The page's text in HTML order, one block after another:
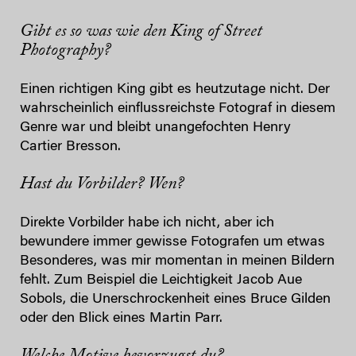
Gibt es so was wie den King of Street
Photography?
Einen richtigen King gibt es heutzutage nicht. Der
wahrscheinlich einflussreichste Fotograf in diesem
Genre war und bleibt unangefochten Henry
Cartier Bresson.
Hast du Vorbilder? Wen?
Direkte Vorbilder habe ich nicht, aber ich
bewundere immer gewisse Fotografen um etwas
Besonderes, was mir momentan in meinen Bildern
fehlt. Zum Beispiel die Leichtigkeit Jacob Aue
Sobols, die Unerschrockenheit eines Bruce Gilden
oder den Blick eines Martin Parr.